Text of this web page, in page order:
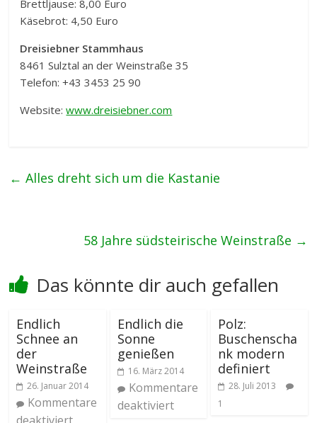
Brettljause: 8,00 Euro
Käsebrot: 4,50 Euro
Dreisiebner Stammhaus
8461 Sulztal an der Weinstraße 35
Telefon: +43 3453 25 90
Website:www.dreisiebner.com
← Alles dreht sich um die Kastanie
58 Jahre südsteirische Weinstraße →
Das könnte dir auch gefallen
Endlich
Schnee an
der
Weinstraße
26. Januar 2014
Kommentare
Endlich die
Sonne
genießen
16. März 2014
Kommentare
deaktiviert
Polz:
Buschenscha
nk modern
definiert
28. Juli 2013
1